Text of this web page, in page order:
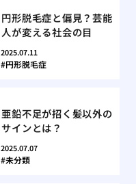
円形脱毛症と偏見？芸能
人が変える社会の目
2025.07.11
円形脱毛症
亜鉛不足が招く髪以外の
サインとは？
2025.07.07
未分類